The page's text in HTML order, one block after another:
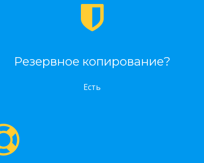
Резервное копирование?
Есть